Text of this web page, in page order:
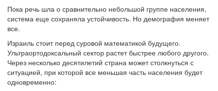
Пока речь шла о сравнительно небольшой группе населения,
система еще сохраняла устойчивость. Но демография меняет
все.
Израиль стоит перед суровой математикой будущего.
Ультраортодоксальный сектор растет быстрее любого другого.
Через несколько десятилетий страна может столкнуться с
ситуацией, при которой все меньшая часть населения будет
одновременно: